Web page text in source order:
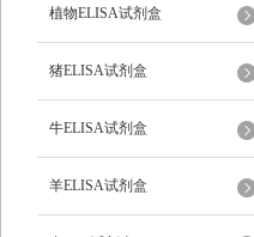
植物ELISA试剂盒
猪ELISA试剂盒
牛ELISA试剂盒
羊ELISA试剂盒